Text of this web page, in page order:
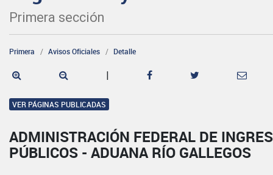
Primera sección
Primera Avisos Oficiales Detalle
VER PÁGINAS PUBLICADAS
ADMINISTRACIÓN FEDERAL DE
PÚBLICOS - ADUANA RÍO GALLEGOS